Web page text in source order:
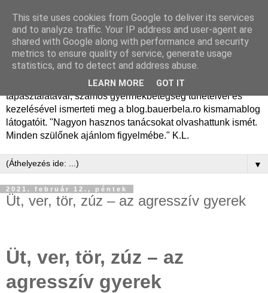
Dr. Bauer Béla Ph.D.
gyermekgyógyász
Dr. Bauer Béla Ph.D. gyermekgyógyász főorvos, 50 éves
tapasztalatával, számos gyermekbetegség tüneteivel és
kezelésével ismerteti meg a blog.bauerbela.ro kismamablog
látogatóit. "Nagyon hasznos tanácsokat olvashattunk ismét.
Minden szülőnek ajánlom figyelmébe." K.L.
▼
2021. február 12., péntek
Üt, ver, tör, zúz – az agresszív gyerek
Üt, ver, tör, zúz – az
agresszív gyerek
This site uses cookies from Google to deliver its services
and to analyze traffic. Your IP address and user-agent are
shared with Google along with performance and security
metrics to ensure quality of service, generate usage
statistics, and to detect and address abuse.
LEARN MORE GOT IT